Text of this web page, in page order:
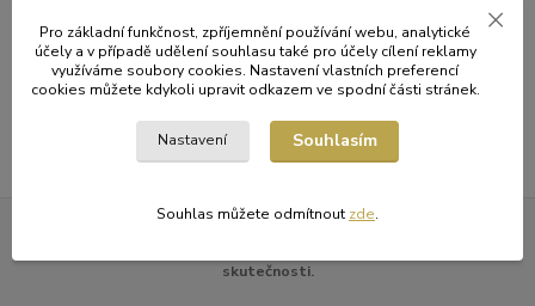
Zboží zařazeno v kategoriích
JEDNORÁZOVÉ NÁDOBÍ
Všechna práva vyhrazena. Obrázky mohou být pouze ilustrativní a
skutečnosti.
Pro základní funkčnost, zpříjemnění používání webu, analytické
účely a v případě udělení souhlasu také pro účely cílení reklamy
využíváme soubory cookies. Nastavení vlastních preferencí
cookies můžete kdykoli upravit odkazem ve spodní části stránek.
Nastavení Souhlasím
Souhlas můžete odmítnout zde.